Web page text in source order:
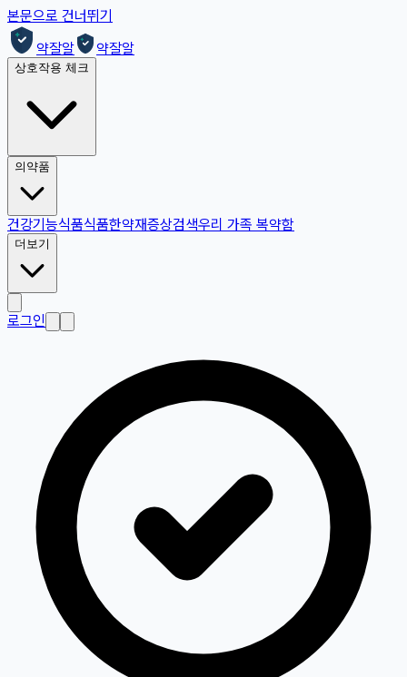
본문으로 건너뛰기
약잘알
약잘알
상호작용 체크
의약품
건강기능식품식품한약재증상검색우리 가족 복약함
더보기
로그인